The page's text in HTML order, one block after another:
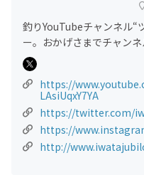
釣りYouTubeチャンネル“
ー。おかげさまでチャン
https://
LAsiUqxY7YA
https://twitter.com/
https://
http://